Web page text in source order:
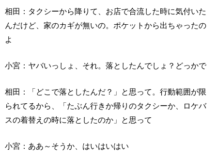
相田：タクシーから降りて、お店で合流した時に気付いた
んだけど、家のカギが無いの。ポケットから出ちゃったの
よ
小宮：ヤバいっしょ、それ。落としたんでしょ？どっかで
相田：「どこで落としたんだ？」と思って。行動範囲が限
られてるから、「たぶん行きか帰りのタクシーか、ロケバ
スの着替えの時に落としたのか」と思って
小宮：ああ～そうか、はいはいはい